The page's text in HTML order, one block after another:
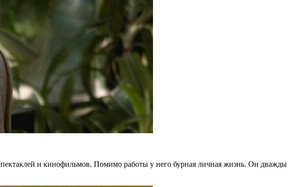
и кинофильмов. Помимо работы у него бурная личная жизнь. Он дважды